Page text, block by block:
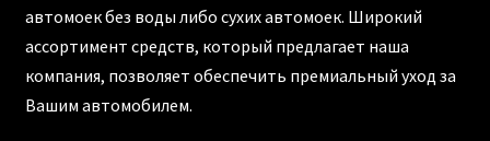
автомоек без воды либо сухих автомоек. Широкий
ассортимент средств, который предлагает наша
компания, позволяет обеспечить премиальный уход за
Вашим автомобилем.